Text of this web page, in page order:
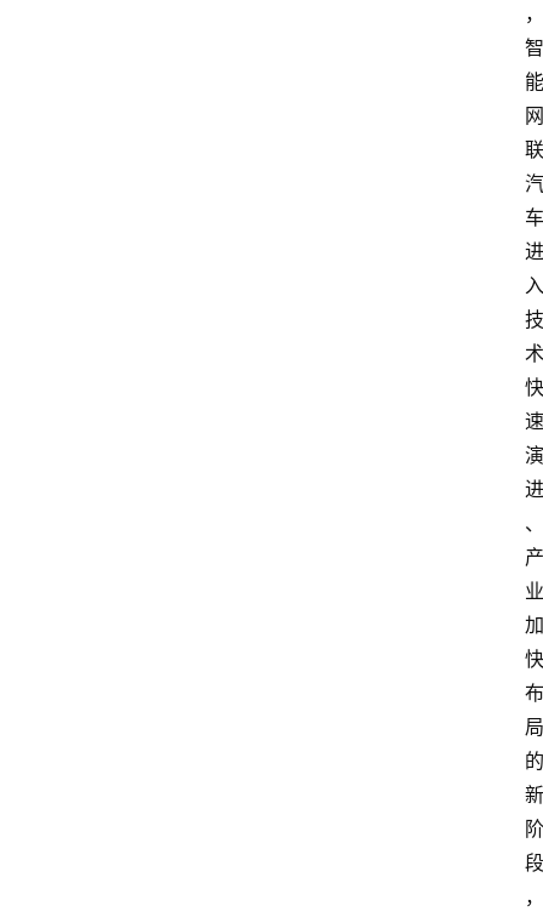
，
智
能
网
联
汽
车
进
入
技
术
快
速
演
进
、
产
业
加
快
布
局
的
新
阶
段
，